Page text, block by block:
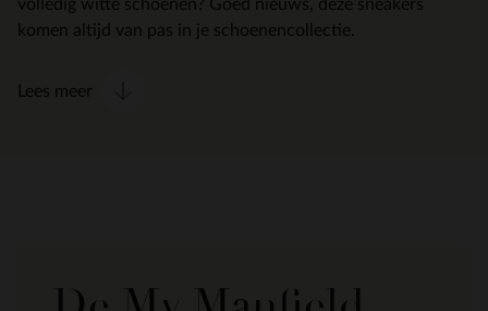
volledig witte schoenen? Goed nieuws, deze sneakers
komen altijd van pas in je schoenencollectie.
Lees meer